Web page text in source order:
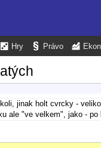
Hry Právo
jinak holt cvrcky -
ale "ve velkem", jako -